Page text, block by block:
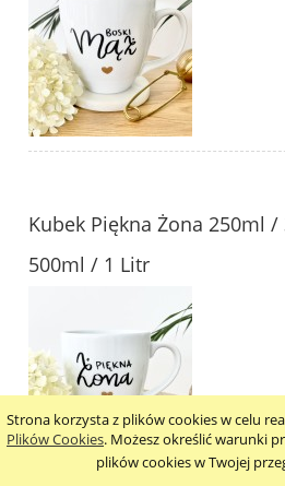
Strona korzysta z plików cookies w celu
Plików Cookies. Możesz określić warunki
plików cookies w Twojej
Kubek Piękna Żona 250ml
500ml / 1 Litr